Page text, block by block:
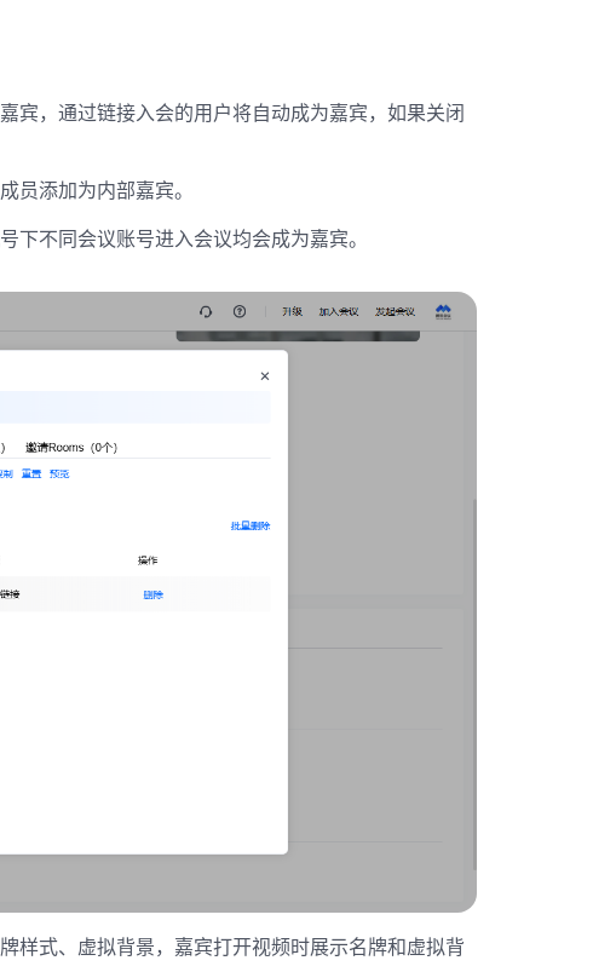
宾，通过链接入会的用户将自动成为嘉宾，如果关闭
员添加为内部嘉宾。
下不同会议账号进入会议均会成为嘉宾。
样式、虚拟背景，嘉宾打开视频时展示名牌和虚拟背